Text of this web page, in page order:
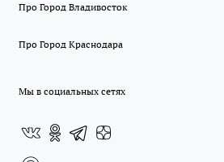
Про Город Владивосток
Про Город Краснодара
Мы в социальных сетях